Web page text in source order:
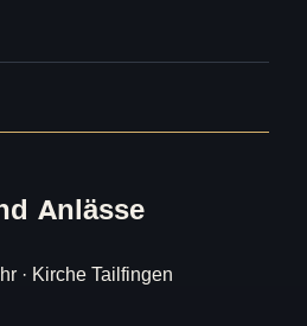
Anlässe
· Kirche Tailfingen